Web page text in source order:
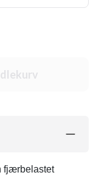
fjærbelastet